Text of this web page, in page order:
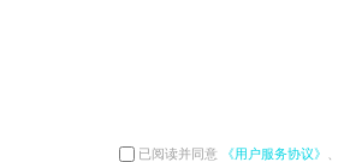
已阅读并同意 《用户服务协议》